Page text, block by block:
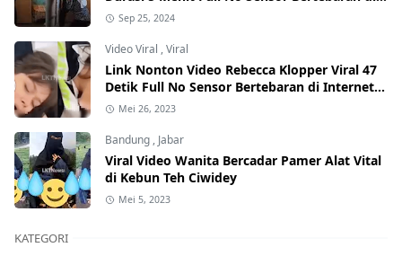
Internet, Hati-Hati Phising!
Sep 25, 2024
Video Viral ,Viral
Link Nonton Video Rebecca Klopper Viral 47
Detik Full No Sensor Bertebaran di Internet,
Hati-Hati Phising!
Mei 26, 2023
Bandung , Jabar
Viral Video Wanita Bercadar Pamer Alat Vital
di Kebun Teh Ciwidey
Mei 5, 2023
KATEGORI